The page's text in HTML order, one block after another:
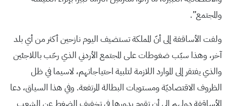
والمجتمع”.
ولفت الأساقفة إلى أنّ المملكة تستضيف اليوم نازحين أكثر من أي بلد
آخر، وهذا سبّب ضغوطات على المجتمع الأردني الذي رحّب باللاجئين
والذي يفتقر إلى الموارد اللازمة لتلبية احتياجاتهم، لاسيما في ظل
الظروف الاقتصاديّة ومستويات البطالة المرتفعة. وفي هذا السياق، دعا